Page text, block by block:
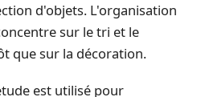
d'objets. L'organisation
sur le tri et le
que sur la décoration.
est utilisé pour